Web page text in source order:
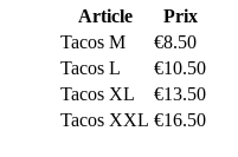
Article
Prix
Tacos M
€8.50
Tacos L
€10.50
Tacos XL
€13.50
Tacos XXL €16.50